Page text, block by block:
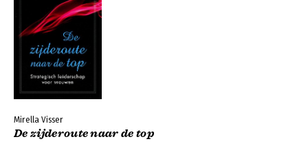
Mirella Visser
De zijderoute naar de top